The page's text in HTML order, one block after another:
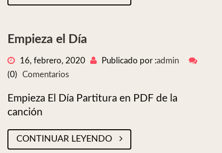
Empieza el Día
16, febrero, 2020 Publicado por :admin
(0)
Comentarios
Empieza El Día Partitura en PDF de la
canción
CONTINUAR LEYENDO